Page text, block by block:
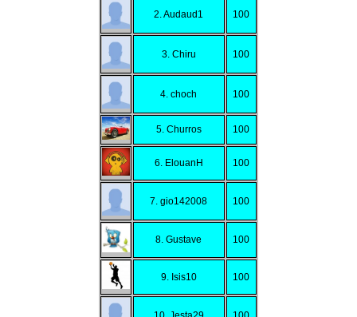
2. Audaud1 100
3. Chiru 100
4. choch 100
5. Churros 100
6. ElouanH 100
7. gio142008 100
8. Gustave 100
9. Isis10 100